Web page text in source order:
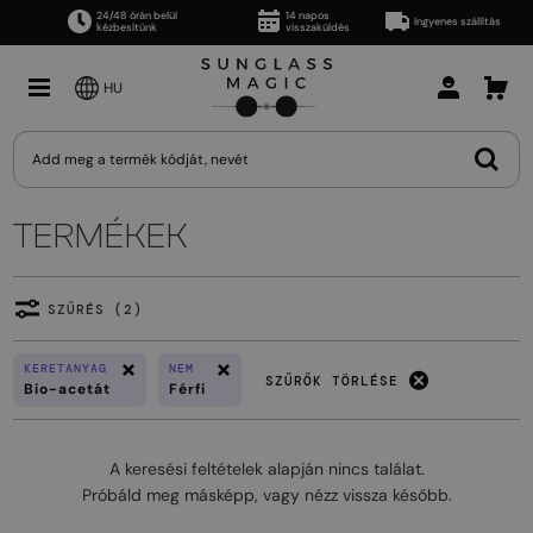
24/48 órán belül
kézbesítünk
14 napos
visszaküldés
Ingyenes szállítás
HU
TERMÉKEK
SZŰRÉS (2)
KERETANYAG
Bio-acetát
NEM
Férfi SZŰRŐK TÖRLÉSE
A keresési feltételek alapján nincs találat.
Próbáld meg másképp, vagy nézz vissza később.